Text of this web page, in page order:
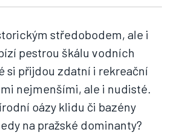
středobodem, ale i
pestrou škálu vodních
si přijdou zdatní i rekreační
nejmenšími, ale i nudisté.
oázy klidu či bazény
na pražské dominanty?